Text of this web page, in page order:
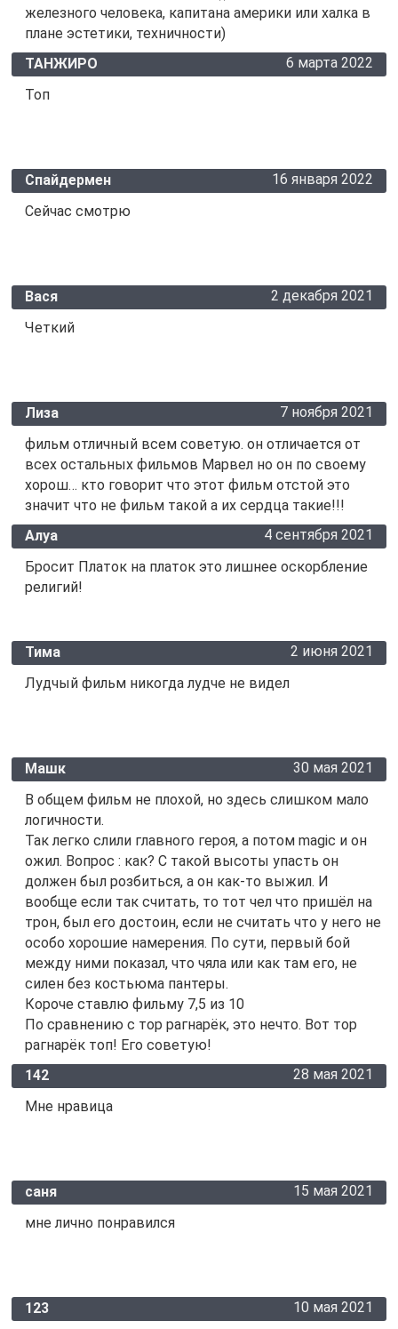
железного человека, капитана америки или халка в
плане эстетики, техничности)
ТАНЖИРО
6 марта 2022
Топ
Спайдермен
16 января 2022
Сейчас смотрю
Вася
2 декабря 2021
Четкий
Лиза
7 ноября 2021
фильм отличный всем советую. он отличается от
всех остальных фильмов Марвел но он по своему
хорош… кто говорит что этот фильм отстой это
значит что не фильм такой а их сердца такие!!!
Алуа
4 сентября 2021
Бросит Платок на платок это лишнее оскорбление
религий!
Тима
2 июня 2021
Лудчый фильм никогда лудче не видел
Машк
30 мая 2021
В общем фильм не плохой, но здесь слишком мало
логичности.
Так легко слили главного героя, а потом magic и он
ожил. Вопрос : как? С такой высоты упасть он
должен был розбиться, а он как-то выжил. И
вообще если так считать, то тот чел что пришёл на
трон, был его достоин, если не считать что у него не
особо хорошие намерения. По сути, первый бой
между ними показал, что чяла или как там его, не
силен без костьюма пантеры.
Короче ставлю фильму 7,5 из 10
По сравнению с тор рагнарёк, это нечто. Вот тор
рагнарёк топ! Его советую!
142
28 мая 2021
Мне нравица
саня
15 мая 2021
мне лично понравился
123
10 мая 2021